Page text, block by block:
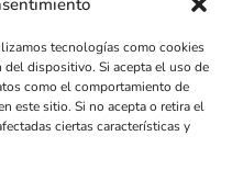
tecnologías como cookies
del dispositivo. Si acepta el uso de
como el comportamiento de
este sitio. Si no acepta o retira el
ciertas características y
+
Pl,1,
Oficina 2,
24402,
Ponferrada,